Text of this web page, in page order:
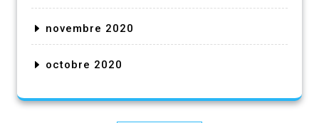
novembre 2020
octobre 2020